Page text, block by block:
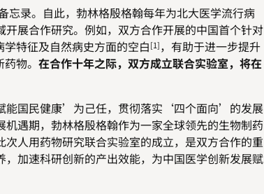
忘录。自此，勃林格殷格翰每年为北大医学流行病
展合作研究。例如，双方合作开展的中国首个针对
学特征及自然病史方面的空白[1]，有助于进一步提升
物。 在合作十年之际，双方成立联合实验室，将在
能国民健康’为己任，贯彻落实‘四个面向’的发展
遇期，勃林格殷格翰作为一家全球领先的生物制药
人用药物研究联合实验室的成立，是双方合作的重
加速科研创新的产出效能，为中国医学创新发展赋